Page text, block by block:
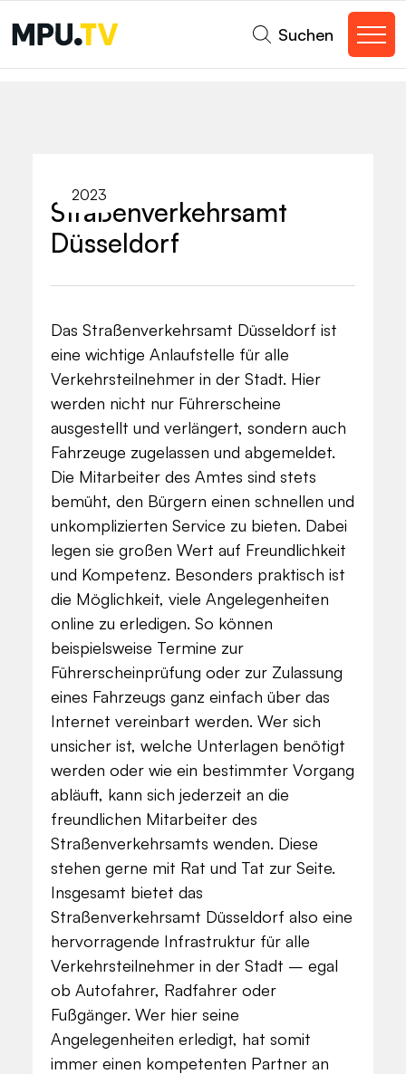
2023
Straßenverkehrsamt
Düsseldorf
Das Straßenverkehrsamt Düsseldorf ist
eine wichtige Anlaufstelle für alle
Verkehrsteilnehmer in der Stadt. Hier
werden nicht nur Führerscheine
ausgestellt und verlängert, sondern auch
Fahrzeuge zugelassen und abgemeldet.
Die Mitarbeiter des Amtes sind stets
bemüht, den Bürgern einen schnellen und
unkomplizierten Service zu bieten. Dabei
legen sie großen Wert auf Freundlichkeit
und Kompetenz. Besonders praktisch ist
die Möglichkeit, viele Angelegenheiten
online zu erledigen. So können
beispielsweise Termine zur
Führerscheinprüfung oder zur Zulassung
eines Fahrzeugs ganz einfach über das
Internet vereinbart werden. Wer sich
unsicher ist, welche Unterlagen benötigt
werden oder wie ein bestimmter Vorgang
abläuft, kann sich jederzeit an die
freundlichen Mitarbeiter des
Straßenverkehrsamts wenden. Diese
stehen gerne mit Rat und Tat zur Seite.
Insgesamt bietet das
Straßenverkehrsamt Düsseldorf also eine
hervorragende Infrastruktur für alle
Verkehrsteilnehmer in der Stadt – egal
ob Autofahrer, Radfahrer oder
Fußgänger. Wer hier seine
Angelegenheiten erledigt, hat somit
immer einen kompetenten Partner an
Suchen